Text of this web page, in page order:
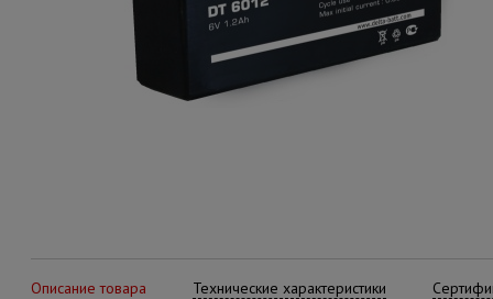
Описание товара Технические характеристики